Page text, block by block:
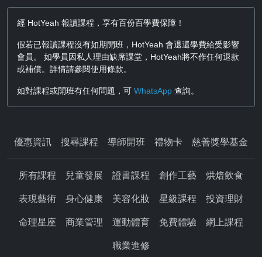
經 HotYeah 報讀課程，享有百份百學費保障！
假若已報讀課程沒有如期開班，HotYeah 會退還學費給受影響
會員。 如學員因私人理由缺席課堂，HotYeah將不作任何退款
或補償。詳情請參閱使用條款。
如對課程或開班有任何問題，可 WhatsApp 查詢。
優惠資訊 搜尋課程 導師開班 禮物卡 慈善獎學基金
所有課程 兒童發展 證書課程 創作工藝 烘焙飲食
表現藝術 身心健康 美容化妝 星級課程 投資理財
命理星座 商業管理 運動體育 免費體驗 網上課程
職業進修